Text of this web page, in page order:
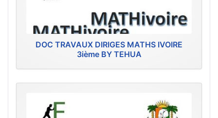
DOC TRAVAUX DIRIGES MATHS IVOIRE
3ième BY TEHUA